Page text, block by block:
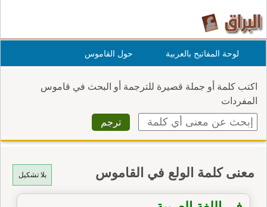
لوحة المفاتيح بالعربية حول القاموس
اكتب كلمة أو جملة قصيرة للترجمة أو البحث في قاموس
المفردات
بلا تشكيل معنى كلمة الولع في القاموس